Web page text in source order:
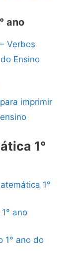
ano
Verbos
Ensino
imprimir
1°
1°
ano
1° ano do